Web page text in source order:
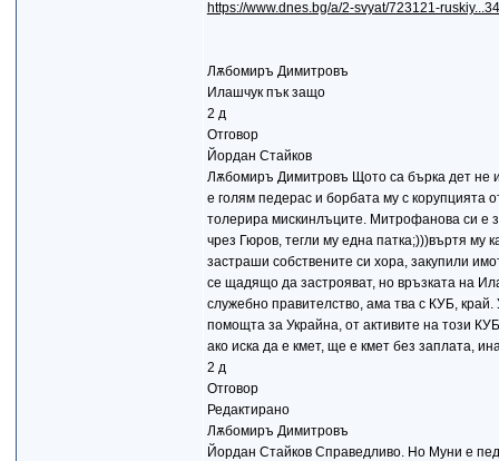
https://www.dnes.bg/a/2-svyat/723121-
Лѫбомиръ Димитровъ
Илашчук пък защо
2 д
Отговор
Йордан Стайков
Лѫбомиръ Димитровъ Щото са бърка дет не
е голям педерас и борбата му с корупцията
толерира мискинлъците. Митрофанова си е
чрез Гюров, тегли му една патка;)))въртя му
застраши собствените си хора, закупили
се щадящо да застрояват, но връзката на
служебно правителство, ама тва с КУБ, край.
помощта за Украйна, от активите на този
ако иска да е кмет, ще е кмет без заплата,
2 д
Отговор
Редактирано
Лѫбомиръ Димитровъ
Йордан Стайков Справедливо. Но Муни е